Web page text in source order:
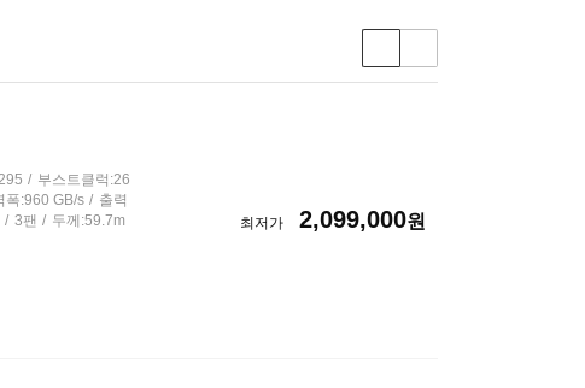
상
품
보
부스트클럭:26
폭:960 GB/s
출력
3팬
두께:59.7m
최저가 2,099,000원